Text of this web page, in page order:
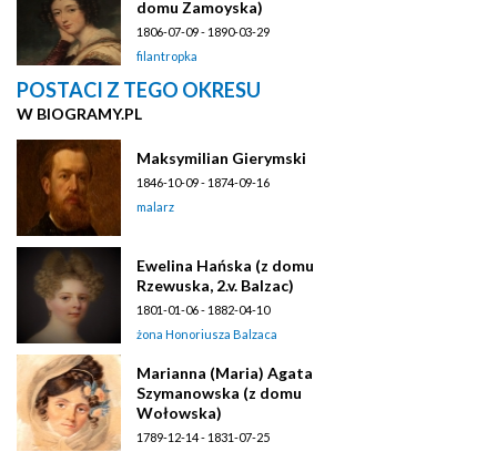
domu Zamoyska)
1806-07-09 - 1890-03-29
filantropka
POSTACI Z TEGO OKRESU
W BIOGRAMY.PL
Maksymilian Gierymski
1846-10-09 - 1874-09-16
malarz
Ewelina Hańska (z domu
Rzewuska, 2.v. Balzac)
1801-01-06 - 1882-04-10
żona Honoriusza Balzaca
Marianna (Maria) Agata
Szymanowska (z domu
Wołowska)
1789-12-14 - 1831-07-25